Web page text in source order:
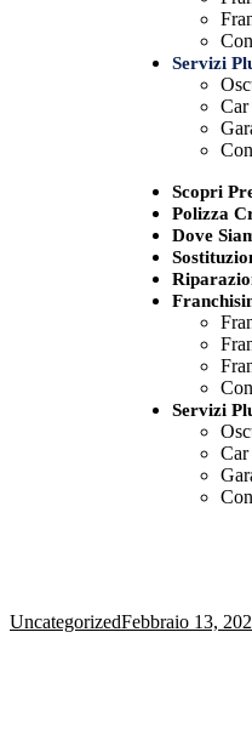
Servizi
Scopri
Polizza
Dove
Servizi
UncategorizedFebbraio 13,